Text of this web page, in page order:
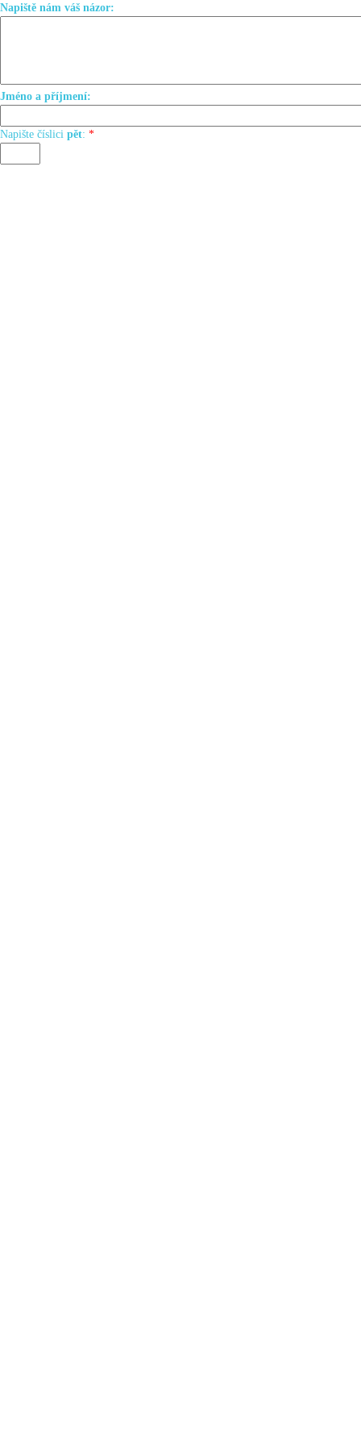
Napiště nám váš názor:
Jméno a příjmení:
Napište číslici pět: *